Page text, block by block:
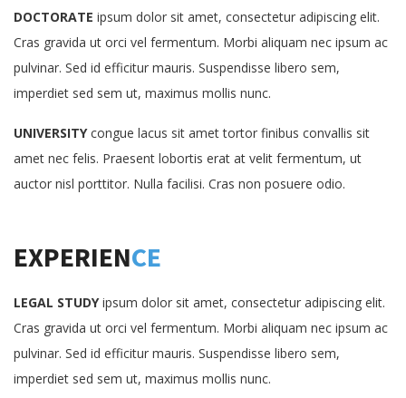
DOCTORATE ipsum dolor sit amet, consectetur adipiscing elit.
Cras gravida ut orci vel fermentum. Morbi aliquam nec ipsum ac
pulvinar. Sed id efficitur mauris. Suspendisse libero sem,
imperdiet sed sem ut, maximus mollis nunc.
UNIVERSITYcongue lacus sit amet tortor finibus convallis sit
amet nec felis. Praesent lobortis erat at velit fermentum, ut
auctor nisl porttitor. Nulla facilisi. Cras non posuere odio.
EXPERIENCE
LEGAL STUDYipsum dolor sit amet, consectetur adipiscing elit.
Cras gravida ut orci vel fermentum. Morbi aliquam nec ipsum ac
pulvinar. Sed id efficitur mauris. Suspendisse libero sem,
imperdiet sed sem ut, maximus mollis nunc.